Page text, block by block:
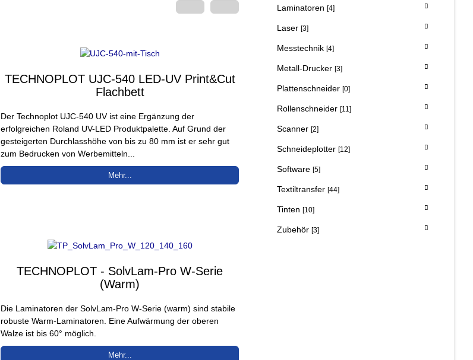
TECHNOPLOT UJC-540 LED-UV Print&Cut
Flachbett
Der Technoplot UJC-540 UV ist eine Ergänzung der
erfolgreichen Roland UV-LED Produktpalette. Auf Grund der
gesteigerten Durchlasshöhe von bis zu 80 mm ist er sehr gut
zum Bedrucken von Werbemitteln...
Mehr...
TECHNOPLOT - SolvLam-Pro W-Serie
(Warm)
Die Laminatoren der SolvLam-Pro W-Serie (warm) sind stabile
robuste Warm-Laminatoren. Eine Aufwärmung der oberen
Walze ist bis 60° möglich.
Mehr...
Laminatoren [4]
Laser [3]
Messtechnik [4]
Metall-Drucker [3]
Plattenschneider [0]
Rollenschneider [11]
Scanner [2]
Schneideplotter [12]
Software [5]
Textiltransfer [44]
Tinten [10]
Zubehör [3]